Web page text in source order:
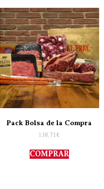
Pack Bolsa de la Compra
138,71 €
COMPRAR